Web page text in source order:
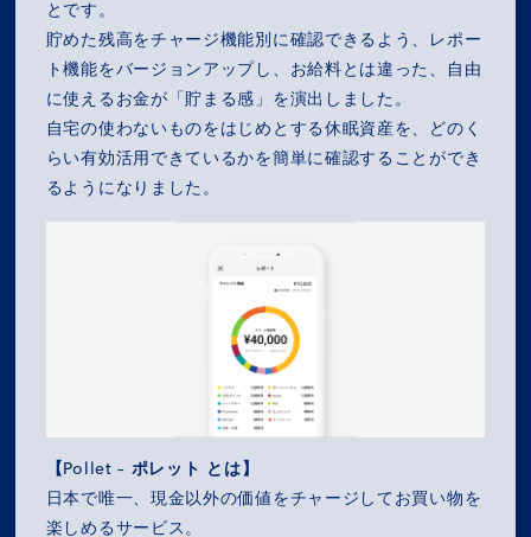
MISSION
COMPANY
SERVICES
とです。
貯めた残高をチャージ機能別に確認できるよう、レポー
ト機能をバージョンアップし、お給料とは違った、自由
に使えるお金が「貯まる感」を演出しました。
自宅の使わないものをはじめとする休眠資産を、どのく
らい有効活用できているかを簡単に確認することができ
るようになりました。
【Pollet – ポレット とは】
日本で唯一、現金以外の価値をチャージしてお買い物を
楽しめるサービス。